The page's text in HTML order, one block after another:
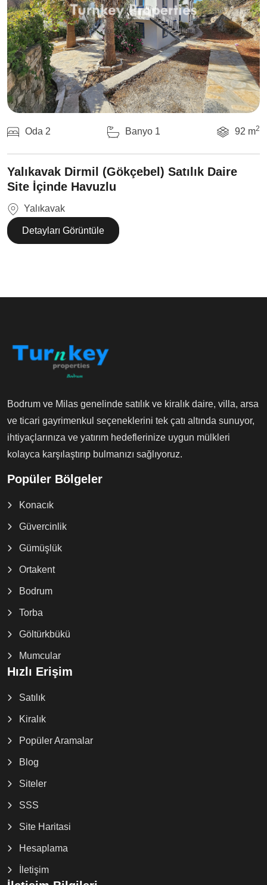
Oda 2 Banyo 1 92 m2
Yalıkavak Dirmil (Gökçebel) Satılık Daire
Site İçinde Havuzlu
Yalıkavak
Detayları Görüntüle
Bodrum ve Milas genelinde satılık ve kiralık daire, villa, arsa
ve ticari gayrimenkul seçeneklerini tek çatı altında sunuyor,
ihtiyaçlarınıza ve yatırım hedeflerinize uygun mülkleri
kolayca karşılaştırıp bulmanızı sağlıyoruz.
Popüler Bölgeler
Konacık
Güvercinlik
Gümüşlük
Ortakent
Bodrum
Torba
Göltürkbükü
Mumcular
Hızlı Erişim
Satılık
Kiralık
Popüler Aramalar
Blog
Siteler
SSS
Site Haritasi
Hesaplama
İletişim